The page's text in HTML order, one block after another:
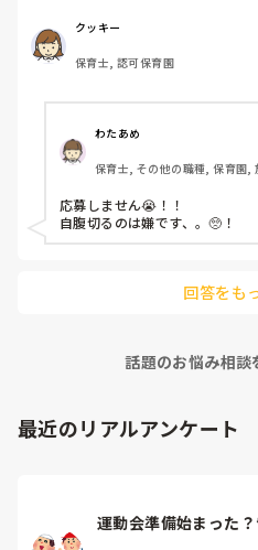
私としてはなかなか大きい金
っているのですが、皆さんなら
クッキー
保育士, 認可保育園
わたあめ
保育士, その他の職種, 保育園,
応募しません😭！！
自腹切るのは嫌です、。🥺！
回答をも
話題のお悩み相談
最近のリアルアンケート
運動会準備始まった